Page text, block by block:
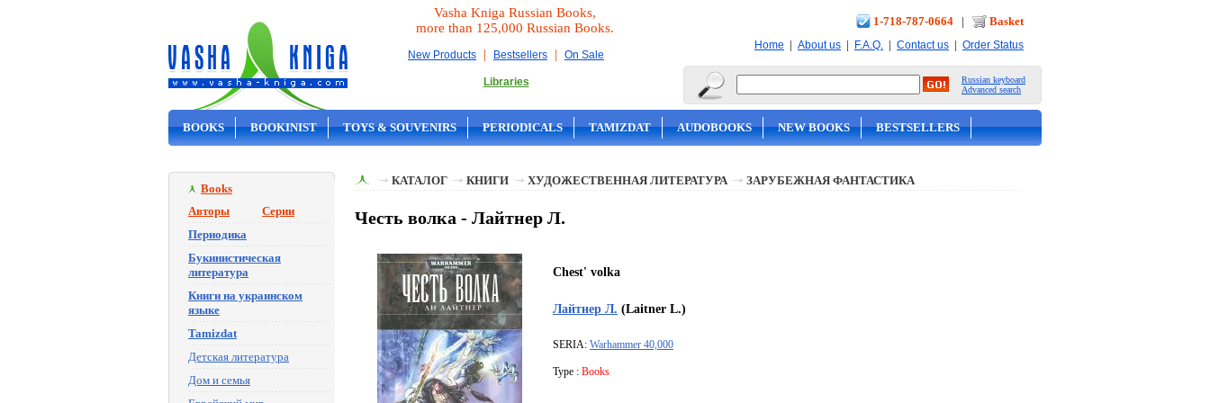
Vasha Kniga Russian Books,
more than 125,000 Russian Books.
New Products | Bestsellers | On Sale
Libraries
1-718-787-0664 | Basket
Home | About us | F.A.Q. | Contact us | Order Status
Russian keyboard
Advanced search
BOOKS BOOKINIST TOYS & SOUVENIRS PERIODICALS TAMIZDAT AUDOBOOKS NEW BOOKS BESTSELLERS
Books
Авторы
Серии
Периодика
Букинистическая
литература
Книги на украинском
языке
Tamizdat
Детская литература
Дом и семья
КАТАЛОГ КНИГИ ХУДОЖЕСТВЕННАЯ ЛИТЕРАТУРА ЗАРУБЕЖНАЯ ФАНТАСТИКА
Честь волка - Лайтнер Л.
Chest' volka
Лайтнер Л. (Laitner L.)
SERIA: Warhammer 40,000
Type : Books